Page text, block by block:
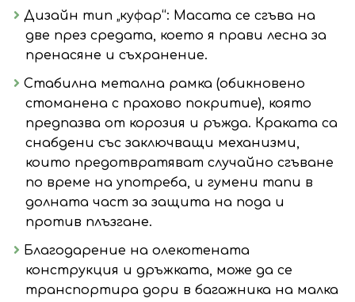
Дизайн тип „куфар“: Масата се сгъва на
две през средата, което я прави лесна за
пренасяне и съхранение.
Стабилна метална рамка (обикновено
стоманена с прахово покритие), която
предпазва от корозия и ръжда. Краката са
снабдени със заключващи механизми,
които предотвратяват случайно сгъване
по време на употреба, и гумени тапи в
долната част за защита на пода и
против плъзгане.
Благодарение на олекотената
конструкция и дръжката, може да се
транспортира дори в багажника на малка